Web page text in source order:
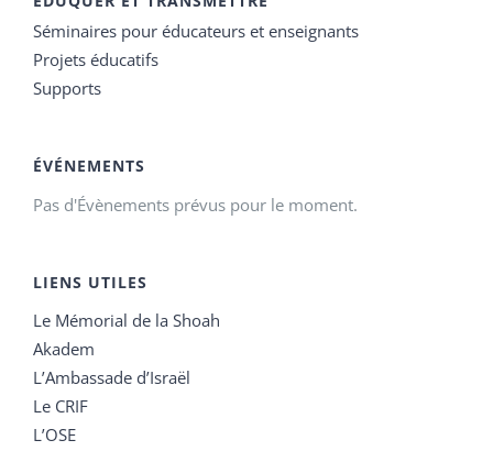
Séminaires pour éducateurs et enseignants
Projets éducatifs
Supports
ÉVÉNEMENTS
Pas d'Évènements prévus pour le moment.
LIENS UTILES
Le Mémorial de la Shoah
Akadem
L’Ambassade d’Israël
Le CRIF
L’OSE